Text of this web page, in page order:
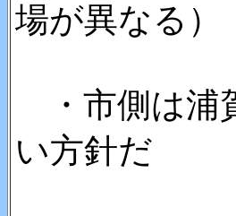
場が異なる）
・市側は浦
い方針だ